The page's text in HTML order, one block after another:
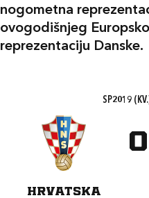
nogometna
ovogodišnjeg
reprezentaciju Danske.
SP2019
HRVATSKA
0